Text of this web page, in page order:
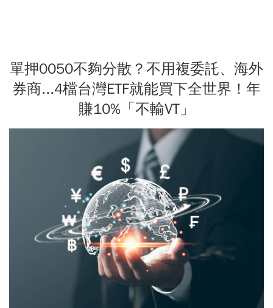
單押0050不夠分散？不用複委託、海外
券商...4檔台灣ETF就能買下全世界！年
賺10%「不輸VT」